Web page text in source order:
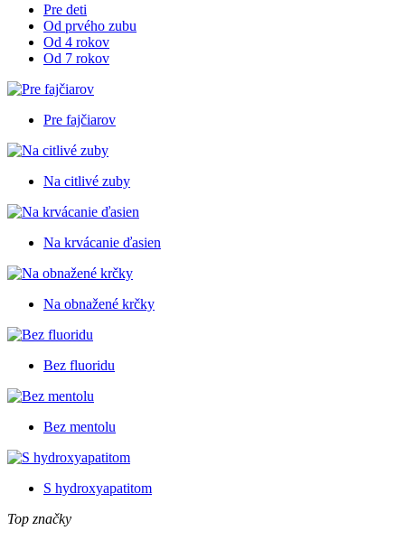
Pre deti
Od prvého zubu
Od 4 rokov
Od 7 rokov
Pre fajčiarov
Na citlivé zuby
Na krvácanie ďasien
Na obnažené krčky
Bez fluoridu
Bez mentolu
S hydroxyapatitom
Top značky